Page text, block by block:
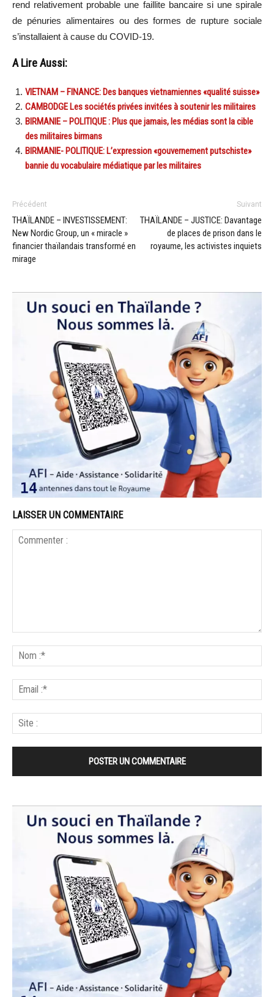
rend relativement probable une faillite bancaire si une spirale
de pénuries alimentaires ou des formes de rupture sociale
s’installaient à cause du COVID-19.
A Lire Aussi:
VIETNAM – FINANCE: Des banques vietnamiennes «qualité suisse»
CAMBODGE Les sociétés privées invitées à soutenir les militaires
BIRMANIE – POLITIQUE : Plus que jamais, les médias sont la cible
des militaires birmans
BIRMANIE- POLITIQUE: L’expression «gouvernement putschiste»
bannie du vocabulaire médiatique par les militaires
Précédent
THAÏLANDE – INVESTISSEMENT:
New Nordic Group, un « miracle »
financier thaïlandais transformé en
mirage
Suivant
THAÏLANDE – JUSTICE: Davantage
de places de prison dans le
royaume, les activistes inquiets
LAISSER UN COMMENTAIRE